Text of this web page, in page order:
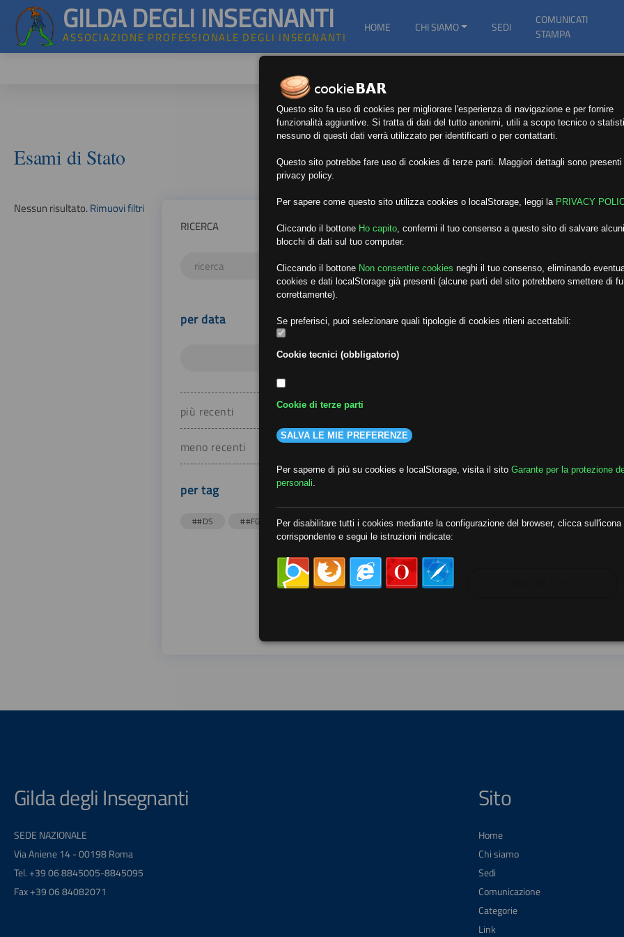
GILDA DEGLI INSEGNANTI
ASSOCIAZIONE PROFESSIONALE DEGLI INSEGNANTI
HOME CHI SIAMO SEDI
COMUNICATI
STAMPA
Esami di Stato
Nessun risultato.Rimuovi filtri
RICERCA
per data
più recenti
meno recenti
per tag
##DS ##FGU ##Gilda ##audoizioni ##autonomia
Gilda degli Insegnanti
SEDE NAZIONALE
Via Aniene 14 - 00198 Roma
Tel. +39 06 8845005-8845095
Fax +39 06 84082071
Sito
Home
Chi siamo
Sedi
Comunicazione
Categorie
Link
Questo sito fa uso di cookies per migliorare l'esperienza di navigazione e per fornire
funzionalità aggiuntive. Si tratta di dati del tutto anonimi, utili a scopo tecnico o
nessuno di questi dati verrà utilizzato per identificarti o per contattarti.
Questo sito potrebbe fare uso di cookies di terze parti. Maggiori dettagli sono
privacy policy.
Per sapere come questo sito utilizza cookies o localStorage, leggi la PRIVACY
Cliccando il bottone Ho capito confermi il tuo consenso a questo sito di salvare
blocchi di dati sul tuo computer.
Cliccando il bottone Non consentire cookies neghi il tuo consenso, eliminando
cookies e dati localStorage già presenti (alcune parti del sito potrebbero smettere di
correttamente).
Se preferisci, puoi selezionare quali tipologie di cookies ritieni accettabili:
Cookie tecnici (obbligatorio)
Cookie di terze parti
SALVA LE MIE PREFERENZE
Per saperne di più su cookies e localStorage, visita il sito Garante per la protezione
personali
Per disabilitare tutti i cookies mediante la configurazione del browser, clicca sull'icona
corrispondente e segui le istruzioni indicate: